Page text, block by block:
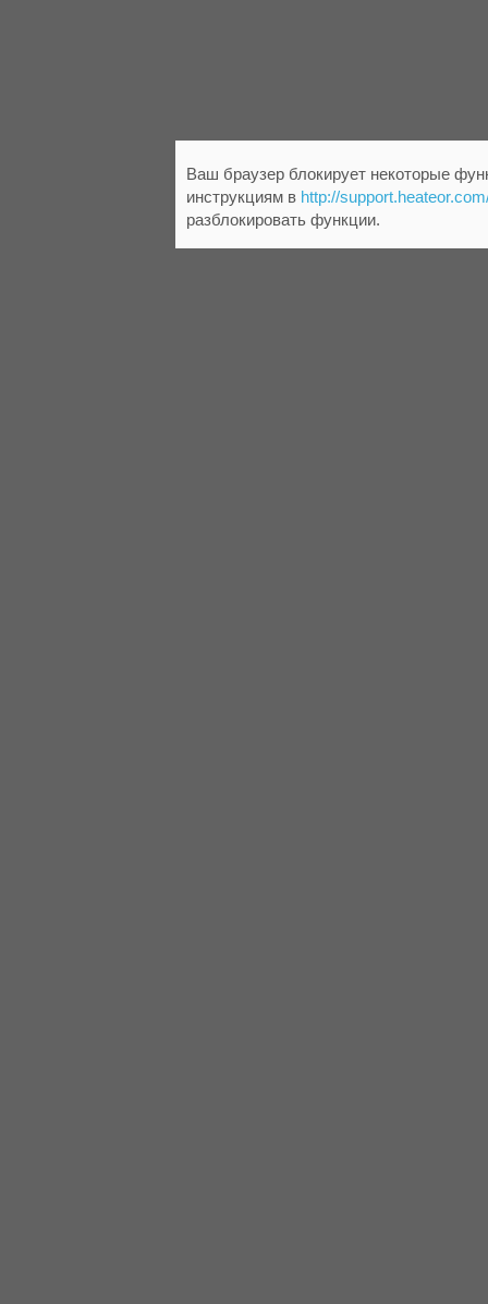
Ваш браузер блокирует некоторые
инструкциям в http://
разблокировать функции.